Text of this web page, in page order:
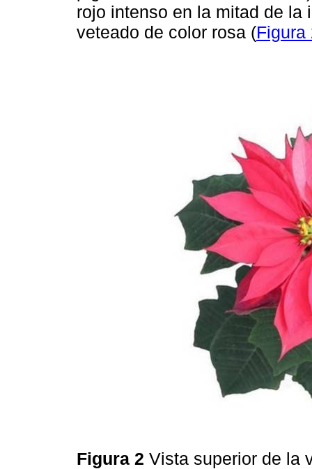
rojo intenso en la mitad de la
veteado de color rosa (Figura
Figura 2 Vista superior de la